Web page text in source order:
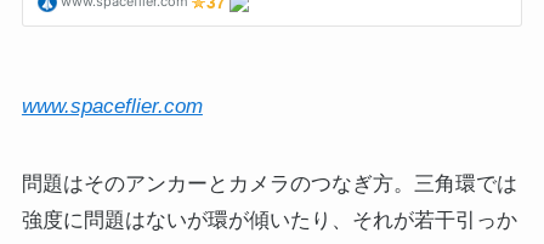
www.spaceflier.com
問題はそのアンカーとカメラのつなぎ方。三角環では
強度に問題はないが環が傾いたり、それが若干引っか